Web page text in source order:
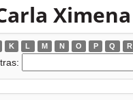
Ximena
K L M N O P Q R